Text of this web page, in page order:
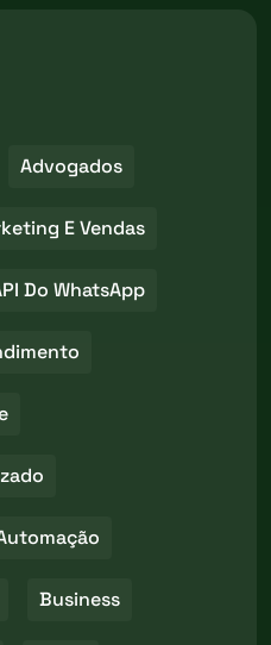
Advogados
E Vendas
Do WhatsApp
Business